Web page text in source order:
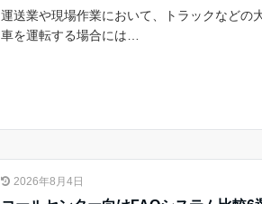
運送業や現場作業において、トラックなどの
車を運転する場合には…
2026年8月4日